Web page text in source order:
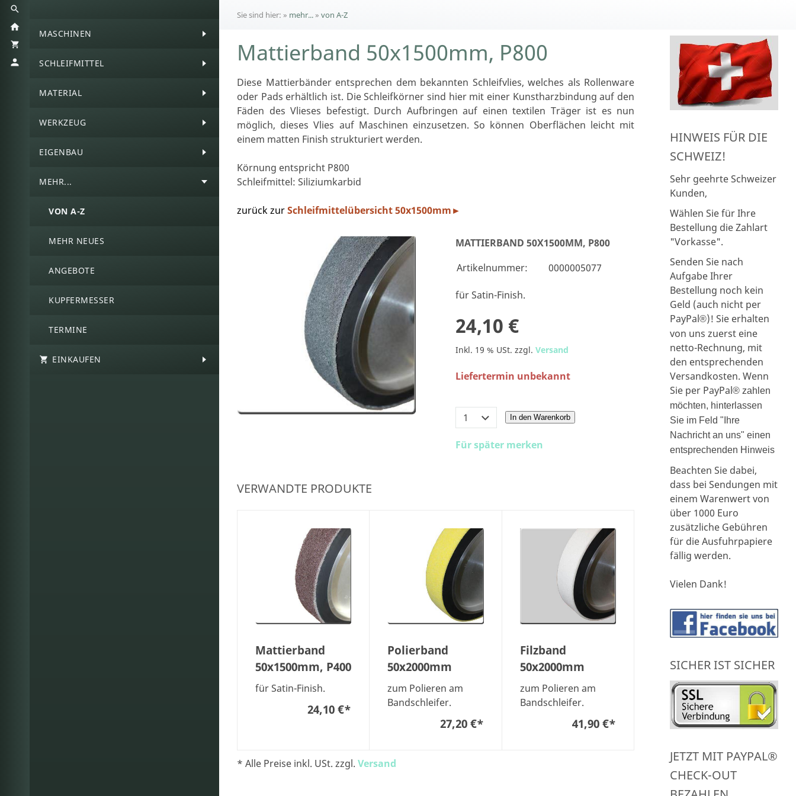
MASCHINEN
SCHLEIFMITTEL
MATERIAL
WERKZEUG
EIGENBAU
MEHR...
VON A-Z
MEHR NEUES
ANGEBOTE
KUPFERMESSER
TERMINE
EINKAUFEN
Sie sind hier: » mehr...» von A-Z
Mattierband 50x1500mm, P800
Diese Mattierbänder entsprechen dem bekannten Schleifvlies, welches als Rollenware
oder Pads erhältlich ist. Die Schleifkörner sind hier mit einer Kunstharzbindung auf den
Fäden des Vlieses befestigt. Durch Aufbringen auf einen textilen Träger ist es nun
möglich, dieses Vlies auf Maschinen einzusetzen. So können Oberflächen leicht mit
einem matten Finish strukturiert werden.
Körnung entspricht P800
Schleifmittel: Siliziumkarbid
zurück zurSchleifmittelübersicht50x1500mm ►
MATTIERBAND 50X1500MM, P800
Artikelnummer:
0000005077
für Satin-Finish.
24,10 €
Inkl. 19 % USt. zzgl.Versand
Liefertermin unbekannt
In den Warenkorb
Für später merken
VERWANDTE PRODUKTE
Mattierband
50x1500mm, P400
für Satin-Finish.
24,10 €*
Polierband
50x2000mm
zum Polieren am
Bandschleifer.
27,20 €*
Filzband
50x2000mm
zum Polieren am
Bandschleifer.
41,90 €*
* Alle Preise inkl. USt. zzgl. Versand
HINWEIS FÜR DIE
SCHWEIZ!
Sehr geehrte Schweizer
Kunden,
Wählen Sie für Ihre
Bestellung die Zahlart
"Vorkasse".
Senden Sie nach
Aufgabe Ihrer
Bestellung noch kein
Geld (auch nicht per
PayPal®)! Sie erhalten
von uns zuerst eine
netto-Rechnung, mit
den entsprechenden
Versandkosten. Wenn
Sie per PayPal® zahlen
möchten, hinterlassen
Sie im Feld "Ihre
Nachricht an uns" einen
entsprechenden Hinweis
Beachten Sie dabei,
dass bei Sendungen mit
einem Warenwert von
über 1000 Euro
zusätzliche Gebühren
für die Ausfuhrpapiere
fällig werden.
Vielen Dank!
SICHER IST SICHER
JETZT MIT PAYPAL®
CHECK-OUT